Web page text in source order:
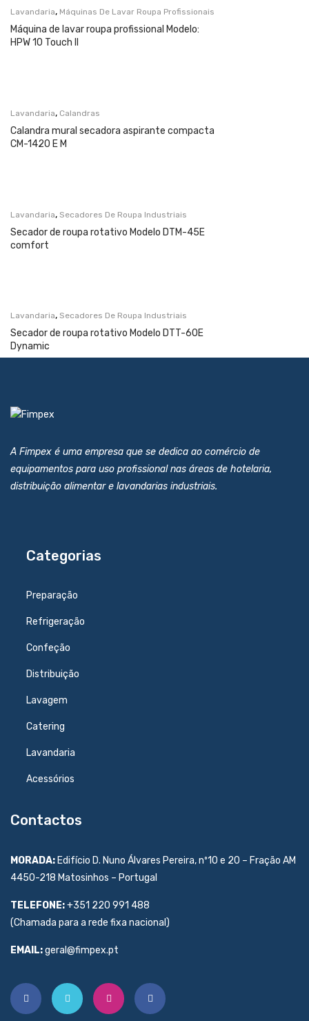
Lavandaria, Máquinas De Lavar Roupa Profissionais
Máquina de lavar roupa profissional Modelo:
HPW 10 Touch II
Lavandaria, Calandras
Calandra mural secadora aspirante compacta
CM-1420 E M
Lavandaria, Secadores De Roupa Industriais
Secador de roupa rotativo Modelo DTM-45E
comfort
Lavandaria, Secadores De Roupa Industriais
Secador de roupa rotativo Modelo DTT-60E
Dynamic
A Fimpex é uma empresa que se dedica ao comércio de
equipamentos para uso profissional nas áreas de hotelaria,
distribuição alimentar e lavandarias industriais.
Categorias
Preparação
Refrigeração
Confeção
Distribuição
Lavagem
Catering
Lavandaria
Acessórios
Contactos
MORADA: Edifício D. Nuno Álvares Pereira, nº10 e 20 – Fração AM
4450-218 Matosinhos – Portugal
TELEFONE:+351 220 991 488
(Chamada para a rede fixa nacional)
EMAIL:geral@fimpex.pt